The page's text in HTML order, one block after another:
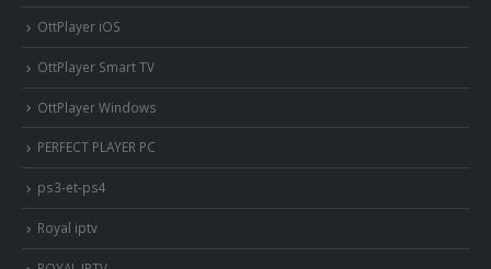
OttPlayer iOS
OttPlayer Smart TV
OttPlayer Windows
PERFECT PLAYER PC
ps3-et-ps4
Royal iptv